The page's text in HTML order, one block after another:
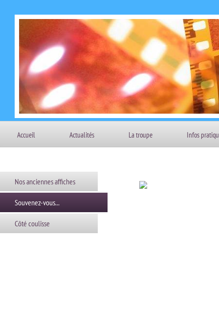
Accueil Actualités La troupe Infos
Nos anciennes affiches
Souvenez-vous...
Côté coulisse